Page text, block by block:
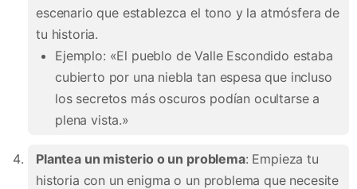
escenario que establezca el tono y la atmósfera de
tu historia.
Ejemplo: «El pueblo de Valle Escondido estaba
cubierto por una niebla tan espesa que incluso
los secretos más oscuros podían ocultarse a
plena vista.»
Plantea un misterio o un problema: Empieza tu
historia con un enigma o un problema que necesite